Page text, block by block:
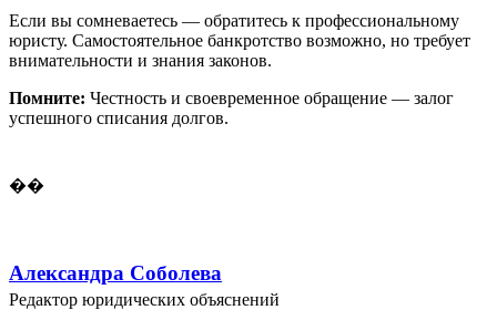
Если вы сомневаетесь — обратитесь к профессиональному
юристу. Самостоятельное банкротство возможно, но требует
внимательности и знания законов.
Помните: Честность и своевременное обращение — залог
успешного списания долгов.
��
Александра Соболева
Редактор юридических объяснений